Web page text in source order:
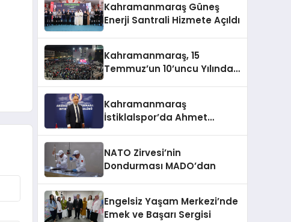
Kahramanmaraş Güneş
Enerji Santrali Hizmete Açıldı
Kahramanmaraş, 15
Temmuz’un 10’uncu Yılında
Kahramanmaraş
İstiklalspor’da Ahmet
NATO Zirvesi’nin
Dondurması MADO’dan
Engelsiz Yaşam Merkezi’nde
Emek ve Başarı Sergisi